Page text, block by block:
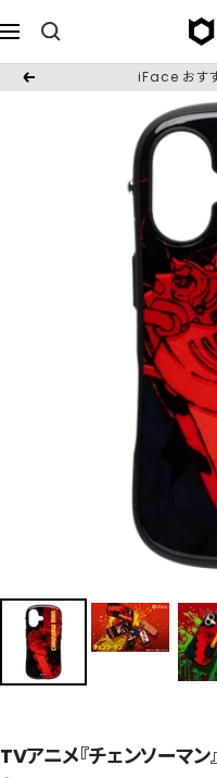
ン
ナ
ビ
ゲ
日
本
公
式
ト
戻
iFace おす
TVアニメ『チェンソー